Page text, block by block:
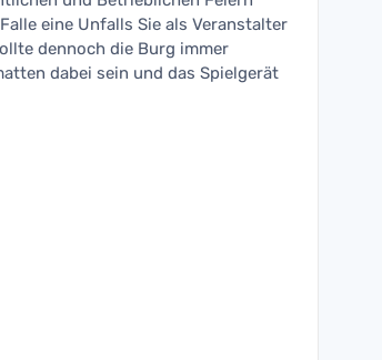
eine Unfalls Sie als Veranstalter
dennoch die Burg immer
dabei sein und das Spielgerät